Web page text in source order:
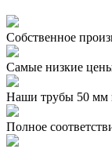
Собственное
Самые низкие
Наши трубы 50 мм
Полное